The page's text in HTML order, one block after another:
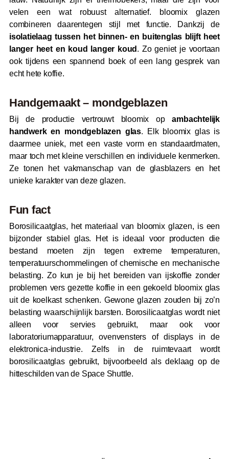
velen een wat robuust alternatief. bloomix glazen
combineren daarentegen stijl met functie. Dankzij de
isolatielaag tussen het binnen- en buitenglas blijft heet
langer heet en koud langer koud . Zo geniet je voortaan
ook tijdens een spannend boek of een lang gesprek van
echt hete koffie.
Handgemaakt – mondgeblazen
Bij de productie vertrouwt bloomix opambachtelijk
handwerk en mondgeblazen glas. Elk bloomix glas is
daarmee uniek, met een vaste vorm en standaardmaten,
maar toch met kleine verschillen en individuele kenmerken.
Ze tonen het vakmanschap van de glasblazers en het
unieke karakter van deze glazen.
Fun fact
Borosilicaatglas, het materiaal van bloomix glazen, is een
bijzonder stabiel glas. Het is ideaal voor producten die
bestand moeten zijn tegen extreme temperaturen,
temperatuurschommelingen of chemische en mechanische
belasting. Zo kun je bij het bereiden van ijskoffie zonder
problemen vers gezette koffie in een gekoeld bloomix glas
uit de koelkast schenken. Gewone glazen zouden bij zo’n
belasting waarschijnlijk barsten. Borosilicaatglas wordt niet
alleen voor servies gebruikt, maar ook voor
laboratoriumapparatuur, ovenvensters of displays in de
elektronica-industrie. Zelfs in de ruimtevaart wordt
borosilicaatglas gebruikt, bijvoorbeeld als deklaag op de
hitteschilden van de Space Shuttle.